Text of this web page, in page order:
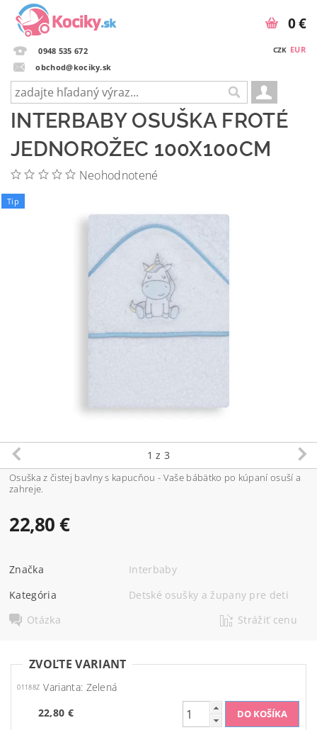
0948 535 672
obchod@kociky.sk
CZK EUR
0 €
INTERBABY OSUŠKA FROTÉ
JEDNOROŽEC 100X100CM
Neohodnotené
Tip
1 z 3
Osuška z čistej bavlny s kapucňou - Vaše bábätko po kúpaní osuší a
zahreje.
22,80 €
Značka
Interbaby
Kategória
Detské osušky a župany pre deti
Otázka
Strážiť cenu
ZVOĽTE VARIANT
01188Z Varianta: Zelená
22,80 €